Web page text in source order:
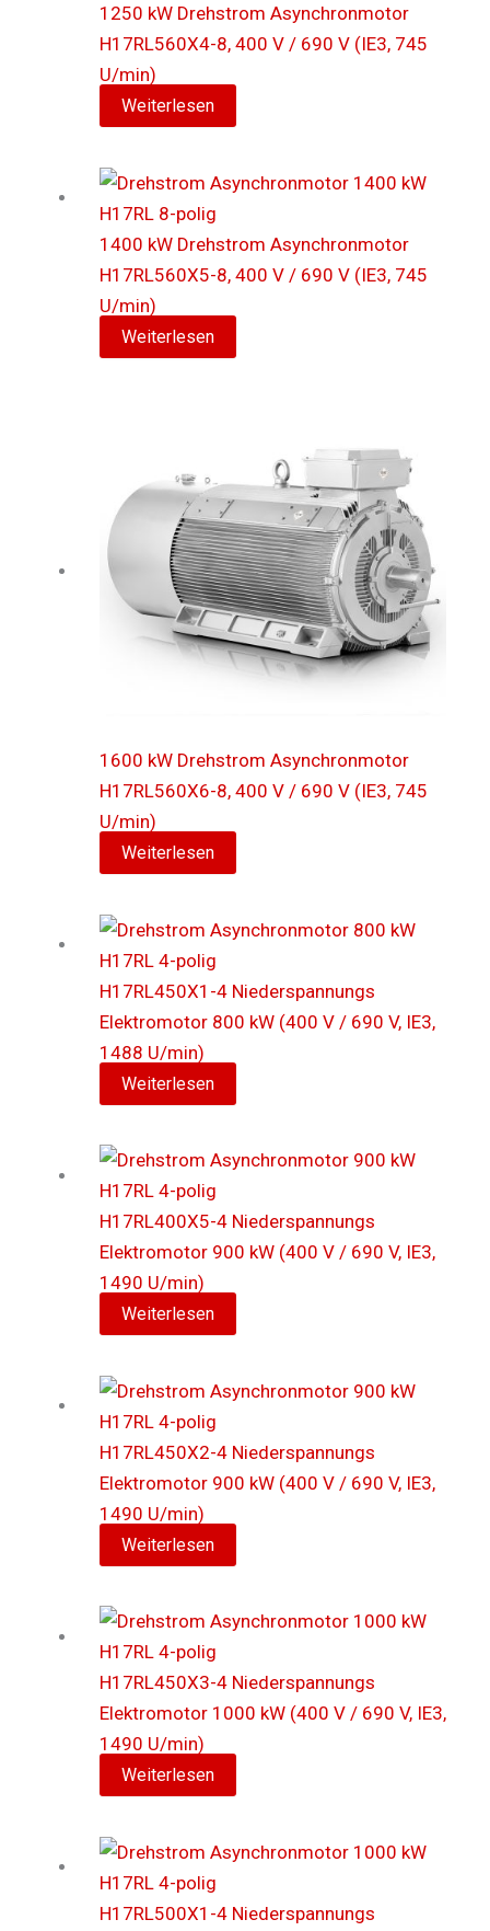
1250 kW Drehstrom Asynchronmotor
H17RL560X4-8, 400 V / 690 V (IE3, 745
U/min)
Weiterlesen
1400 kW Drehstrom Asynchronmotor
H17RL560X5-8, 400 V / 690 V (IE3, 745
U/min)
Weiterlesen
1600 kW Drehstrom Asynchronmotor
H17RL560X6-8, 400 V / 690 V (IE3, 745
U/min)
Weiterlesen
H17RL450X1-4 Niederspannungs
Elektromotor 800 kW (400 V / 690 V, IE3,
1488 U/min)
Weiterlesen
H17RL400X5-4 Niederspannungs
Elektromotor 900 kW (400 V / 690 V, IE3,
1490 U/min)
Weiterlesen
H17RL450X2-4 Niederspannungs
Elektromotor 900 kW (400 V / 690 V, IE3,
1490 U/min)
Weiterlesen
H17RL450X3-4 Niederspannungs
Elektromotor 1000 kW (400 V / 690 V, IE3,
1490 U/min)
Weiterlesen
H17RL500X1-4 Niederspannungs